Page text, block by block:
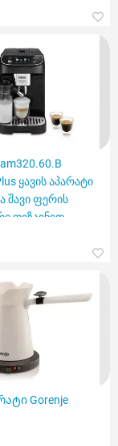
ყავის აპარატი
შავი ფერის
დიზაინით
Gorenje